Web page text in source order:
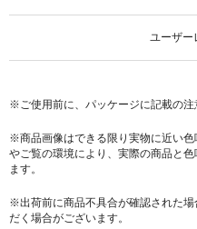
ユーザー
※ご使用前に、パッケージに記載の注
※商品画像はできる限り実物に近い
やご覧の環境により、実際の商品と
ます。
※出荷前に商品不具合が確認された
だく場合がございます。